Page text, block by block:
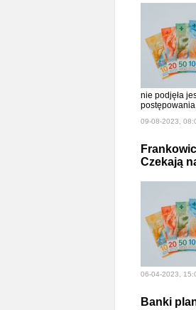
nie podjęła
09-08-2023,
Czekają
06-04-2023,
Banki